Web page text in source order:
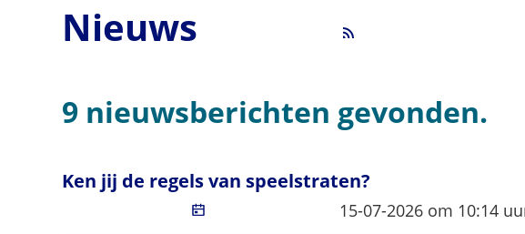
Nieuws RSS
9 nieuwsberichten gevonden.
Ken jij de regels van speelstraten?
Ken jij de regels van speelstraten?
Gepubliceerd op
15-07-2026 om 10:14